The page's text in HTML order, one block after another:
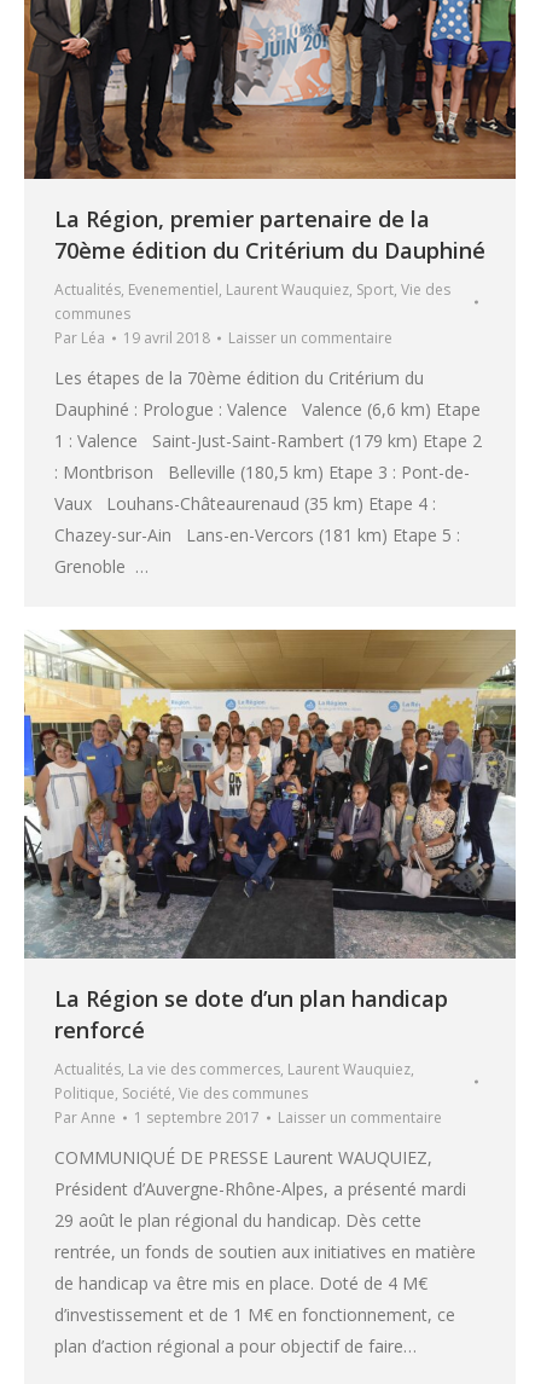
La Région, premier partenaire de la
70ème édition du Critérium du Dauphiné
Actualités, Evenementiel, Laurent Wauquiez, Sport, Vie des
communes
Par Léa 19 avril 2018 Laisser un commentaire
Les étapes de la 70ème édition du Critérium du
Dauphiné : Prologue : Valence Valence (6,6 km) Etape
1 : Valence Saint-Just-Saint-Rambert (179 km) Etape 2
: Montbrison Belleville (180,5 km) Etape 3 : Pont-de-
Vaux Louhans-Châteaurenaud (35 km) Etape 4 :
Chazey-sur-Ain Lans-en-Vercors (181 km) Etape 5 :
Grenoble …
La Région se dote d’un plan handicap
renforcé
Actualités, La vie des commerces, Laurent Wauquiez,
Politique, Société, Vie des communes
ParAnne 1 septembre 2017 Laisser un commentaire
COMMUNIQUÉ DE PRESSE Laurent WAUQUIEZ,
Président d’Auvergne-Rhône-Alpes, a présenté mardi
29 août le plan régional du handicap. Dès cette
rentrée, un fonds de soutien aux initiatives en matière
de handicap va être mis en place. Doté de 4 M€
d’investissement et de 1 M€ en fonctionnement, ce
plan d’action régional a pour objectif de faire…